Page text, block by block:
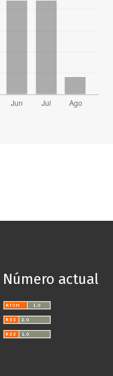
Número actual